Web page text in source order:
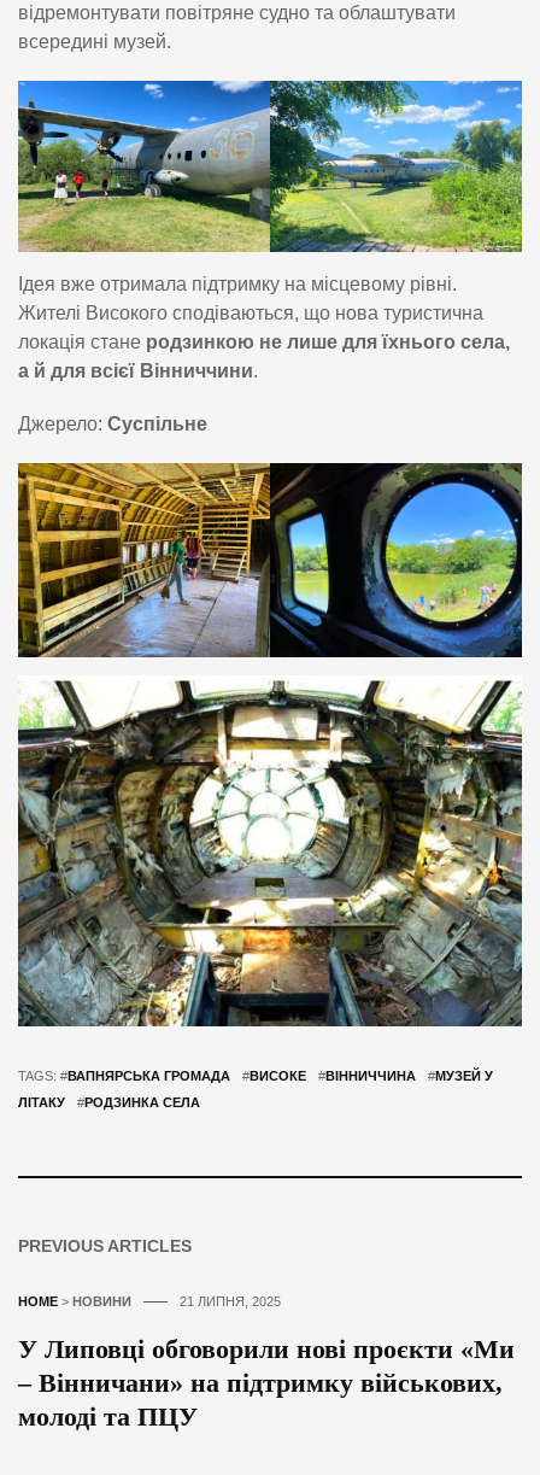
відремонтувати повітряне судно та облаштувати
всередині музей.
Ідея вже отримала підтримку на місцевому рівні.
Жителі Високого сподіваються, що нова туристична
локація стане родзинкою не лише для їхнього села,
а й для всієї Вінниччини.
Джерело: Суспільне
TAGS: #ВАПНЯРСЬКА ГРОМАДА #ВИСОКЕ #ВІННИЧЧИНА #МУЗЕЙ У
ЛІТАКУ
#РОДЗИНКА СЕЛА
PREVIOUS ARTICLES
HOME > НОВИНИ 21 ЛИПНЯ, 2025
У Липовці обговорили нові проєкти «Ми
– Вінничани» на підтримку військових,
молоді та ПЦУ